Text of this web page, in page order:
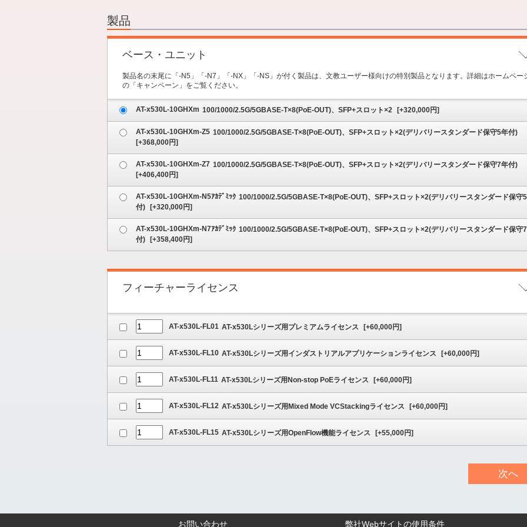
3.保守サービス
4.内容の確認
製品
ベース・ユニット
製品名の末尾に「-N5」「-N7」「-NX」「-NS」が付く製品は、文教ユーザー様向けの特別製品となります。詳細はホームペー
の「キャンペーン」をご覧ください。
AT-x530L-10GHXm 100/1000/2.5G/5GBASE-T×8(PoE-OUT)、SFP+スロット×2 [+320,000円]
AT-x530L-10GHXm-Z5 100/1000/2.5G/5GBASE-T×8(PoE-OUT)、SFP+スロット×2(デリバリースタンダード保守5年付)
[+368,000円]
AT-x530L-10GHXm-Z7 100/1000/2.5G/5GBASE-T×8(PoE-OUT)、SFP+スロット×2(デリバリースタンダード保守7年付)
[+406,400円]
AT-x530L-10GHXm-N5ｱｶﾃﾞﾐｯｸ 100/1000/2.5G/5GBASE-T×8(PoE-OUT)、SFP+スロット×2(デリバリースタンダード保守
付)
[+320,000円]
AT-x530L-10GHXm-N7ｱｶﾃﾞﾐｯｸ 100/1000/2.5G/5GBASE-T×8(PoE-OUT)、SFP+スロット×2(デリバリースタンダード保守
付)
[+358,400円]
フィーチャーライセンス
AT-x530L-FL01 AT-x530Lシリーズ用プレミアムライセンス [+60,000円]
AT-x530L-FL10 AT-x530Lシリーズ用インダストリアルアプリケーションライセンス [+60,000円]
AT-x530L-FL11 AT-x530Lシリーズ用Non-stop PoEライセンス [+60,000円]
AT-x530L-FL12 AT-x530Lシリーズ用Mixed Mode VCStackingライセンス [+60,000円]
AT-x530L-FL15 AT-x530Lシリーズ用OpenFlow機能ライセンス [+55,000円]
次へ
お問い合わせ 弊社Webサイトの使用条件